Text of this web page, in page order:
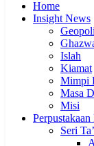
Home
Insight News
Islah
Kiamat
Mimpi
Masa
Misi
Seri